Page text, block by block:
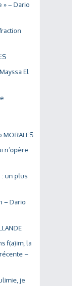
» – Dario
El
n’opère
: un plus
– Dario
f(a)im, la
–
je